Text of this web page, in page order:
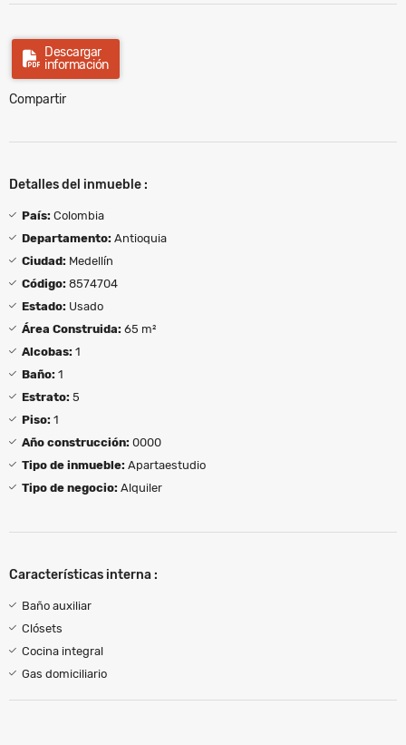
Descargar
información
Compartir
Detalles del inmueble :
País: Colombia
Departamento: Antioquia
Ciudad: Medellín
Código: 8574704
Estado: Usado
Área Construida: 65 m²
Alcobas: 1
Baño: 1
Estrato: 5
Piso: 1
Año construcción: 0000
Tipo de inmueble: Apartaestudio
Tipo de negocio: Alquiler
Características interna :
Baño auxiliar
Clósets
Cocina integral
Gas domiciliario